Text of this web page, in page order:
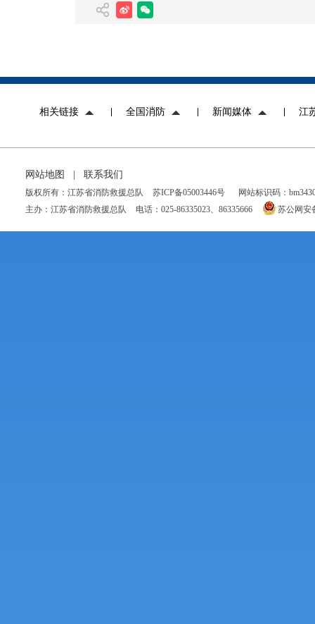
相关链接 全国消防 新闻媒体 江
网站地图 联系我们
版权所有：江苏省消防救援总队 苏ICP备05003446号
网站标识码：
主办：江苏省消防救援总队
电话：025-86335023、86335666 苏公网安